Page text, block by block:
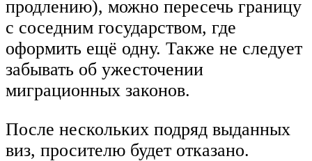
продлению), можно пересечь границу
с соседним государством, где
оформить ещё одну. Также не следует
забывать об ужесточении
миграционных законов.
После нескольких подряд выданных
виз, просителю будет отказано.